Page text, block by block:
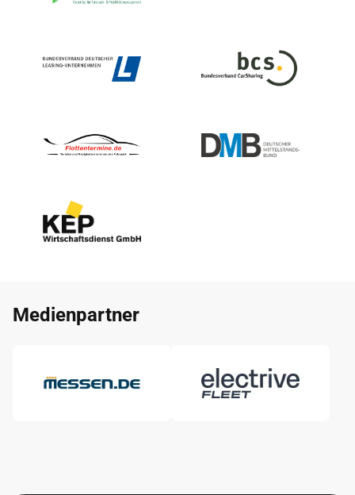
Medienpartner